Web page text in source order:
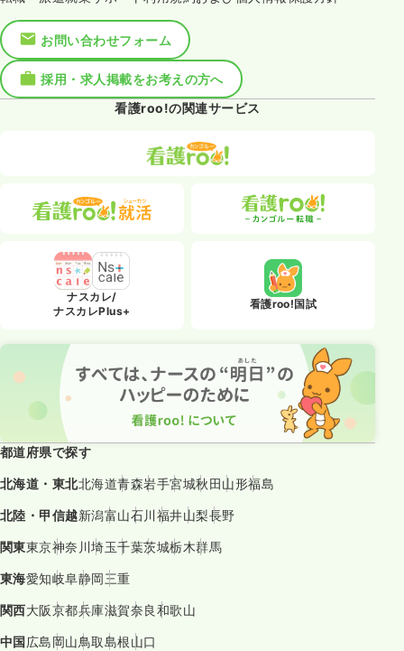
お問い合わせフォーム
採用・求人掲載をお考えの方へ
看護roo!の関連サービス
ナスカレ/
ナスカレPlus+
看護roo!国試
都道府県で探す
北海道・東北北海道青森岩手宮城秋田山形福島
北陸・甲信越新潟富山石川福井山梨長野
関東東京神奈川埼玉千葉茨城栃木群馬
東海愛知岐阜静岡三重
関西大阪京都兵庫滋賀奈良和歌山
中国広島岡山鳥取島根山口